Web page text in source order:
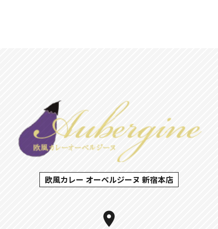
欧風カレー オーベルジーヌ 新宿本店
location_on